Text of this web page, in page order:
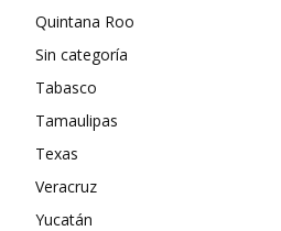
Quintana Roo
Sin categoría
Tabasco
Tamaulipas
Texas
Veracruz
Yucatán